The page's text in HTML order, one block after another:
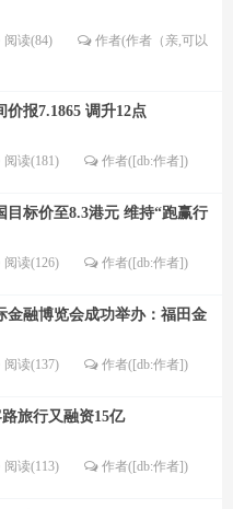
阅读(84)
作者(作者（亲,可以
价报7.1865 调升12点
阅读(181) 作者([db:作者])
目标价至8.3港元 维持“跑赢行
阅读(126) 作者([db:作者])
金融博览会成功举办：福田金
阅读(137) 作者([db:作者])
旅行又融资15亿
阅读(113) 作者([db:作者])